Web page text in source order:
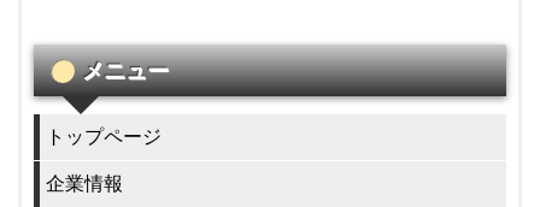
メニュー
トップページ
企業情報